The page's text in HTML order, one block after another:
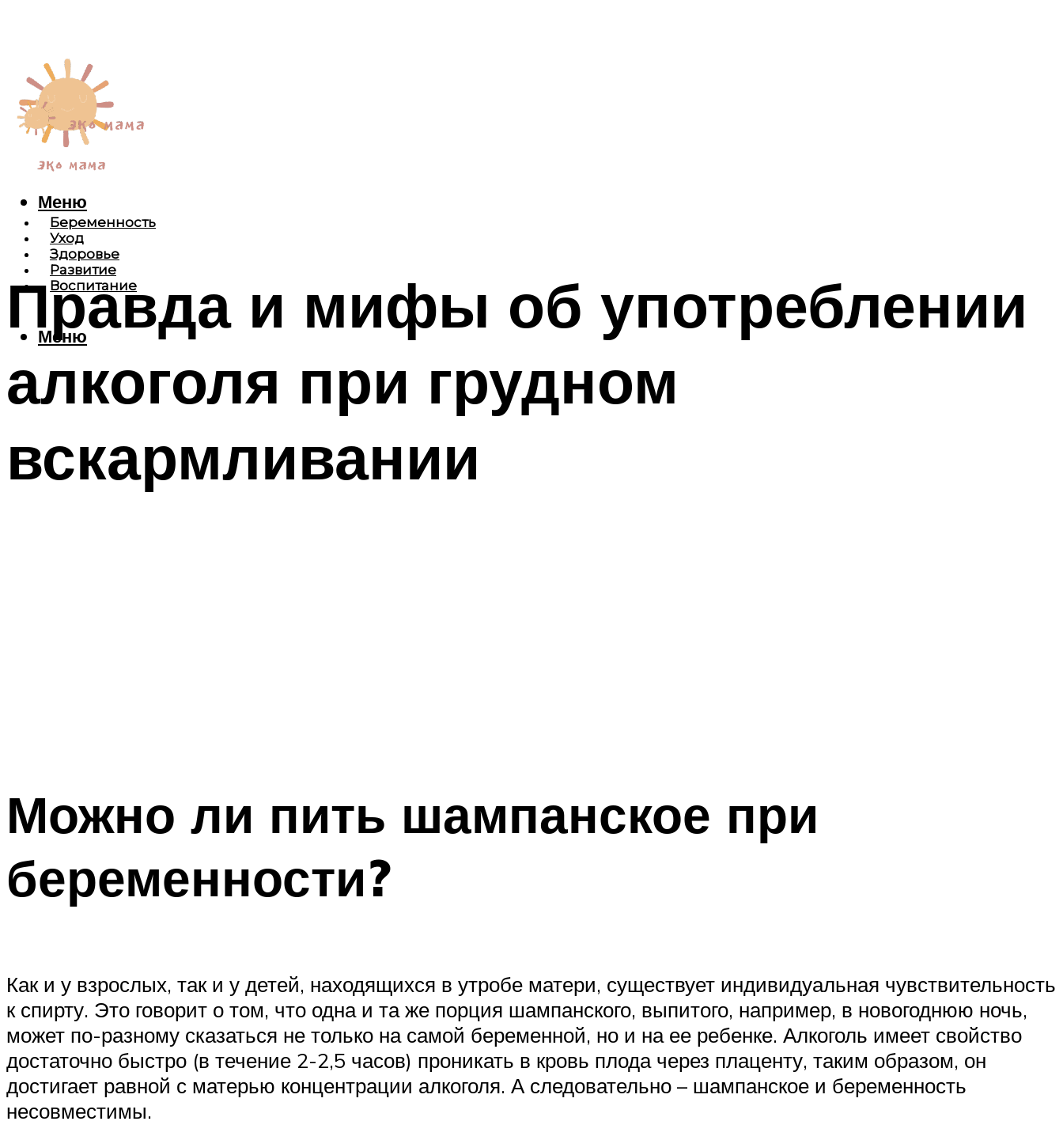
Беременность
Уход
Здоровье
Развитие
Воспитание
Меню
Меню
Правда и мифы об употреблении
алкоголя при грудном
вскармливании
Можно ли пить шампанское при
беременности?
Как и у взрослых, так и у детей, находящихся в утробе матери, существует индивидуальная чувствительность
к спирту. Это говорит о том, что одна и та же порция шампанского, выпитого, например, в новогоднюю ночь,
может по-разному сказаться не только на самой беременной, но и на ее ребенке. Алкоголь имеет свойство
достаточно быстро (в течение 2-2,5 часов) проникать в кровь плода через плаценту, таким образом, он
достигает равной с матерью концентрации алкоголя. А следовательно – шампанское и беременность
несовместимы.